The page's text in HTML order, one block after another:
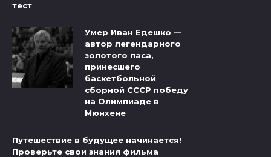
тест
Умер Иван Едешко —
автор легендарного
золотого паса,
принесшего
баскетбольной
сборной СССР победу
на Олимпиаде в
Мюнхене
Путешествие в будущее начинается!
Проверьте свои знания фильма